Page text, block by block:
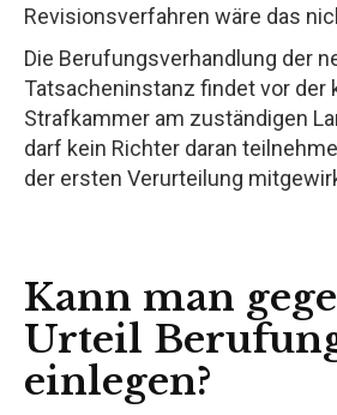
Revisionsverfahren wäre das
Die Berufungsverhandlung der
Tatsacheninstanz findet vor der
Strafkammer am zuständigen
darf kein Richter daran
der ersten Verurteilung
Kann man
Urteil
einlegen?